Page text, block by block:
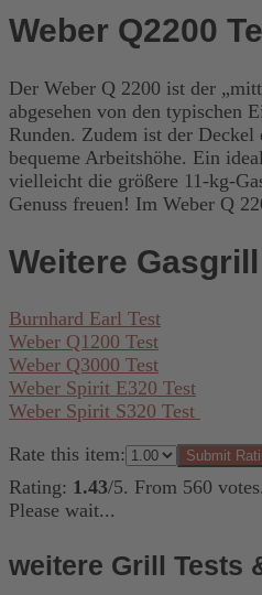
Weber Q2200
Der Weber Q 2200 ist der
abgesehen von den typischen
Runden. Zudem ist der
bequeme Arbeitshöhe. Ein
vielleicht die größere 11-kg-
Genuss freuen! Im Weber Q
Weitere
Burnhard Earl Test
Weber Q1200 Test
Weber Q3000 Test
Weber Spirit E320 Test
Weber Spirit S320 Test
Rate this item:
Submit
Rating: 1.43/5. From 560 votes.
Please wait...
weitere Grill Tests